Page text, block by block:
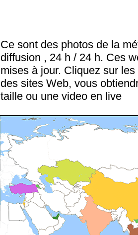
Ce sont des photos de la
diffusion , 24 h / 24 h. Ces
mises à jour. Cliquez sur
des sites Web, vous
taille ou une video en live